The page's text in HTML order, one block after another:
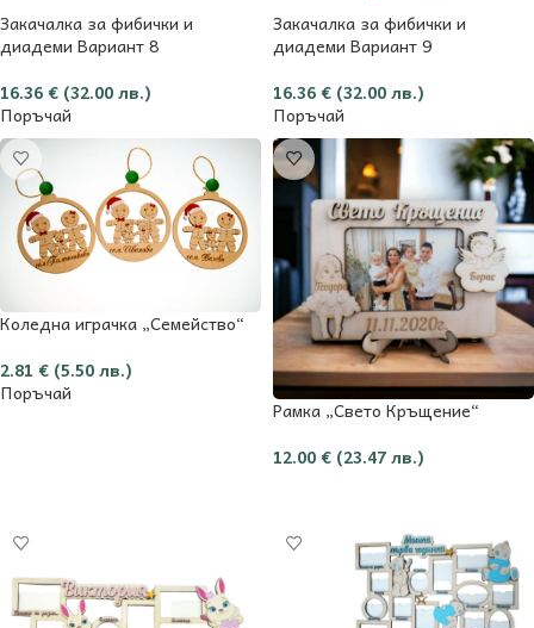
Закачалка за фибички и
диадеми Вариант 8
16.36 € (32.00 лв.)
Поръчай
Закачалка за фибички и
диадеми Вариант 9
16.36 € (32.00 лв.)
Поръчай
Коледна играчка „Семейство“
2.81 € (5.50 лв.)
Поръчай
Рамка „Свето Кръщение“
12.00 € (23.47 лв.)